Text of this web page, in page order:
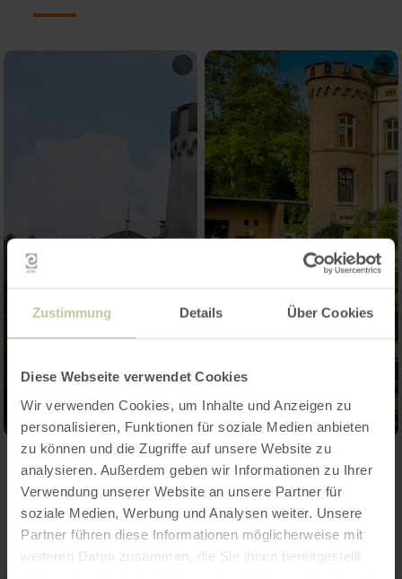
Zustimmung Details Über Cookies
Diese Webseite verwendet Cookies
Wir verwenden Cookies, um Inhalte und Anzeigen zu
personalisieren, Funktionen für soziale Medien anbieten
zu können und die Zugriffe auf unsere Website zu
analysieren. Außerdem geben wir Informationen zu Ihrer
Verwendung unserer Website an unsere Partner für
soziale Medien, Werbung und Analysen weiter. Unsere
Partner führen diese Informationen möglicherweise mit
weiteren Daten zusammen, die Sie ihnen bereitgestellt
Kontakt